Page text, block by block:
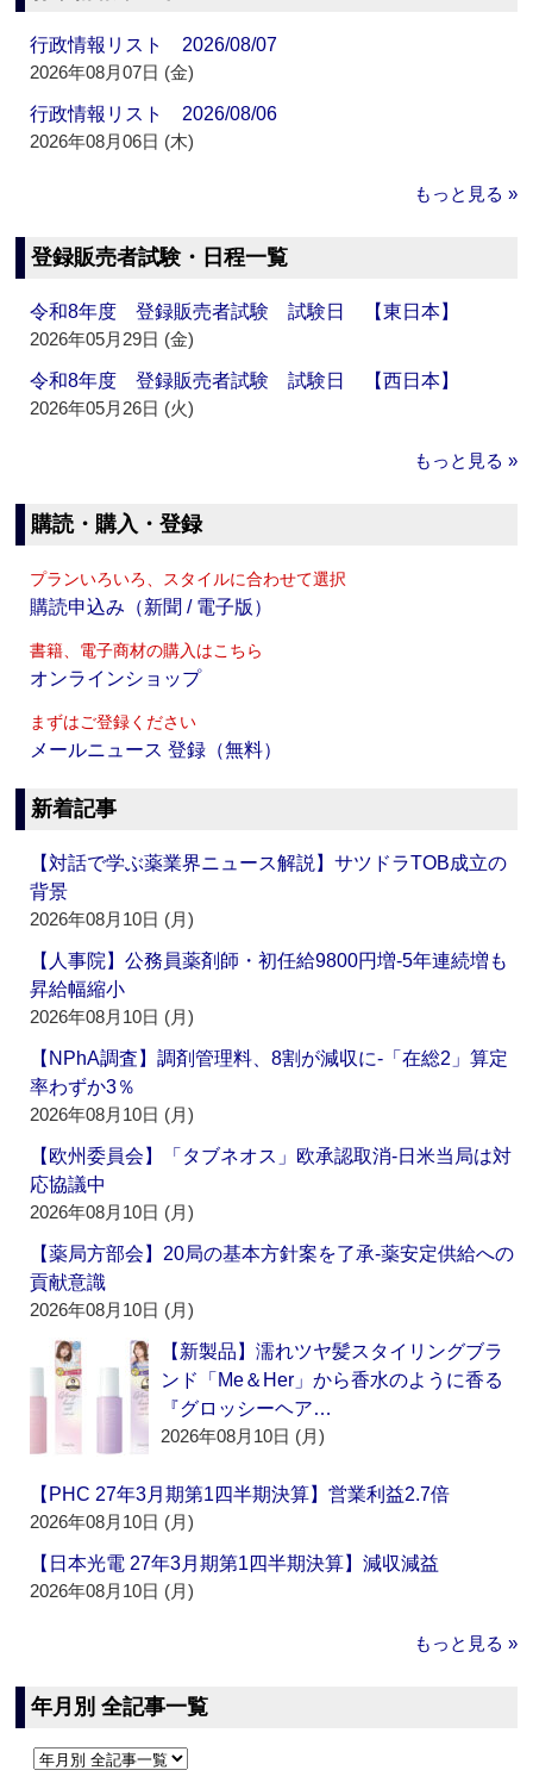
行政情報リスト 2026/08/07
2026年08月07日 (金)
行政情報リスト 2026/08/06
2026年08月06日 (木)
もっと見る »
登録販売者試験・日程一覧
令和8年度 登録販売者試験 試験日 【東日本】
2026年05月29日 (金)
令和8年度 登録販売者試験 試験日 【西日本】
2026年05月26日 (火)
もっと見る »
購読・購入・登録
プランいろいろ、スタイルに合わせて選択
購読申込み（新聞 / 電子版）
書籍、電子商材の購入はこちら
オンラインショップ
まずはご登録ください
メールニュース 登録（無料）
新着記事
【対話で学ぶ薬業界ニュース解説】サツドラTOB成立の
背景
2026年08月10日 (月)
【人事院】公務員薬剤師・初任給9800円増‐5年連続増も
昇給幅縮小
2026年08月10日 (月)
【NPhA調査】調剤管理料、8割が減収に‐「在総2」算定
率わずか3％
2026年08月10日 (月)
【欧州委員会】「タブネオス」欧承認取消‐日米当局は対
応協議中
2026年08月10日 (月)
【薬局方部会】20局の基本方針案を了承‐薬安定供給への
貢献意識
2026年08月10日 (月)
【新製品】濡れツヤ髪スタイリングブラ
ンド「Me＆Her」から香水のように香る
『グロッシーヘア…
2026年08月10日 (月)
【PHC 27年3月期第1四半期決算】営業利益2.7倍
2026年08月10日 (月)
【日本光電 27年3月期第1四半期決算】減収減益
2026年08月10日 (月)
もっと見る »
年月別 全記事一覧